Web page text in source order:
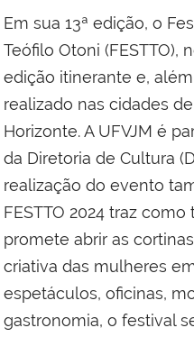
Em sua 13ª edição, o
Teófilo Otoni (FESTTO),
edição itinerante e,
realizado nas cidades
Horizonte. A UFVJM é
da Diretoria de Cultura
realização do evento
FESTTO 2024 traz
promete abrir as
criativa das mulheres
espetáculos, oficinas,
gastronomia, o festival